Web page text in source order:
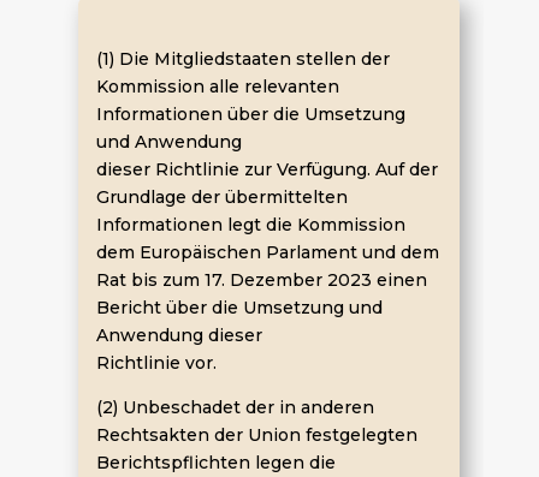
(1) Die Mitgliedstaaten stellen der
Kommission alle relevanten
Informationen über die Umsetzung
und Anwendung
dieser Richtlinie zur Verfügung. Auf der
Grundlage der übermittelten
Informationen legt die Kommission
dem Europäischen Parlament und dem
Rat bis zum 17. Dezember 2023 einen
Bericht über die Umsetzung und
Anwendung dieser
Richtlinie vor.
(2) Unbeschadet der in anderen
Rechtsakten der Union festgelegten
Berichtspflichten legen die